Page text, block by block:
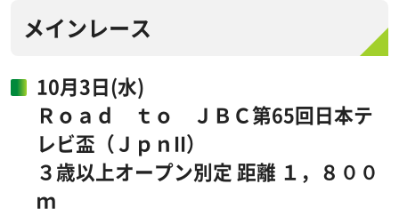
メインレース
10月3日(水)
Ｒｏａｄ ｔｏ ＪＢＣ第65回日本テ
レビ盃（ＪｐｎII）
３歳以上オープン別定 距離 １，８００
ｍ